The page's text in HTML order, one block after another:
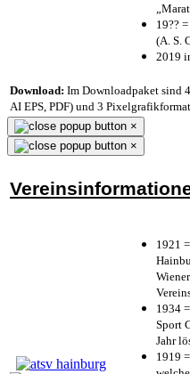
19??
(A. S.
2019
Download: Im Downloadpaket sind
AI EPS, PDF) und 3
×
×
1921
1934
Sport
Jahr
1919